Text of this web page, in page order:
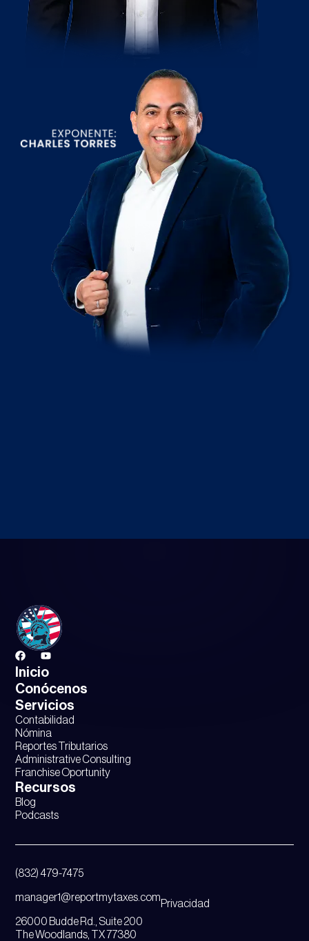
Inicio
Conócenos
Servicios
Contabilidad
Nómina
Reportes Tributarios
Administrative Consulting
Franchise Oportunity
Recursos
Blog
Podcasts
(832) 479-7475
manager1@reportmytaxes.com
26000 Budde Rd., Suite 200
The Woodlands, TX 77380
Privacidad